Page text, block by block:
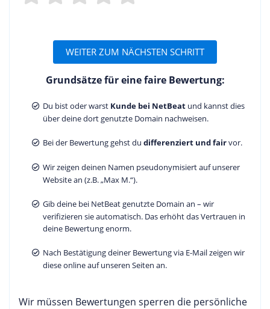
WEITER ZUM NÄCHSTEN SCHRITT
Grundsätze für eine faire Bewertung:
Du bist oder warst Kunde bei NetBeat und kannst dies
über deine dort genutzte Domain nachweisen.
Bei der Bewertung gehst du differenziert und fairvor.
Wir zeigen deinen Namen pseudonymisiert auf unserer
Website an (z.B. „Max M.“).
Gib deine bei NetBeat genutzte Domain an – wir
verifizieren sie automatisch. Das erhöht das Vertrauen in
deine Bewertung enorm.
Nach Bestätigung deiner Bewertung via E-Mail zeigen wir
diese online auf unseren Seiten an.
Wir müssen Bewertungen sperren die persönliche